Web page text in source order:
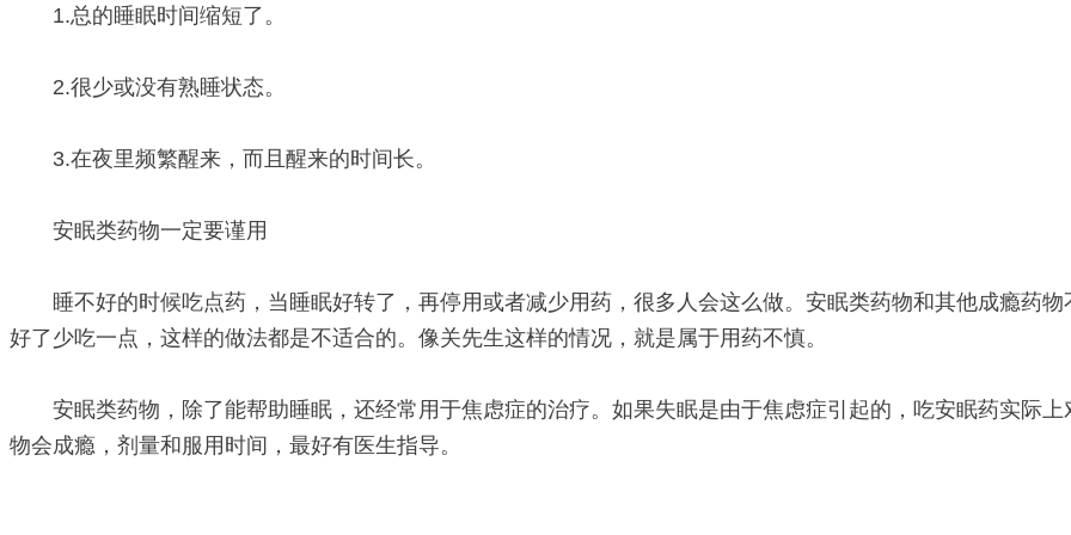
1.总的睡眠时间缩短了。
2.很少或没有熟睡状态。
3.在夜里频繁醒来，而且醒来的时间长。
安眠类药物一定要谨用
睡不好的时候吃点药，当睡眠好转了，再停用或者减少用药，很多人会这么做。安眠类药物和其他成瘾药物
好了少吃一点，这样的做法都是不适合的。像关先生这样的情况，就是属于用药不慎。
安眠类药物，除了能帮助睡眠，还经常用于焦虑症的治疗。如果失眠是由于焦虑症引起的，吃安眠药实际上
物会成瘾，剂量和服用时间，最好有医生指导。